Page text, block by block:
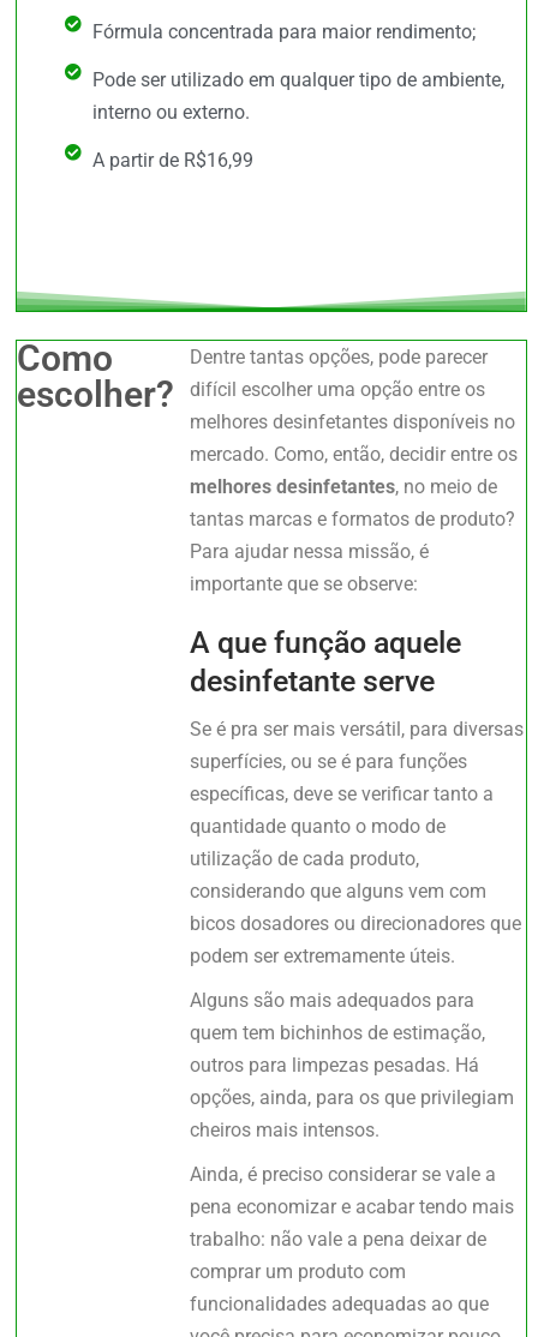
Fórmula concentrada para maior rendimento;
Pode ser utilizado em qualquer tipo de ambiente,
interno ou externo.
A partir de R$16,99
Como
escolher?
Dentre tantas opções, pode parecer
difícil escolher uma opção entre os
melhores desinfetantes disponíveis no
mercado. Como, então, decidir entre os
melhores desinfetantes, no meio de
tantas marcas e formatos de produto?
Para ajudar nessa missão, é
importante que se observe:
A que função aquele
desinfetante serve
Se é pra ser mais versátil, para diversas
superfícies, ou se é para funções
específicas, deve se verificar tanto a
quantidade quanto o modo de
utilização de cada produto,
considerando que alguns vem com
bicos dosadores ou direcionadores que
podem ser extremamente úteis.
Alguns são mais adequados para
quem tem bichinhos de estimação,
outros para limpezas pesadas. Há
opções, ainda, para os que privilegiam
cheiros mais intensos.
Ainda, é preciso considerar se vale a
pena economizar e acabar tendo mais
trabalho: não vale a pena deixar de
comprar um produto com
funcionalidades adequadas ao que